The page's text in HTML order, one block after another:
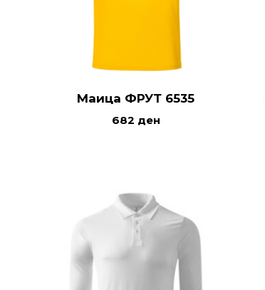
Маица ФРУТ 6535
682 ден